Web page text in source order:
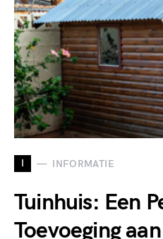
I INFORMATIE
Tuinhuis: Een
Toevoeging